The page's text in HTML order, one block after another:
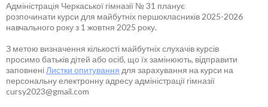
Адміністрація Черкаської гімназії № 31 планує
розпочинати курси для майбутніх першокласників 2025-2026
навчального року з 1 жовтня 2025 року.
З метою визначення кількості майбутніх слухачів курсів
просимо батьків дітей або осіб, що їх замінюють, відправити
заповнені Листки опитування для зарахування на курси на
персональну електронну адресу адміністрації гімназії
cursy2023@gmail.com